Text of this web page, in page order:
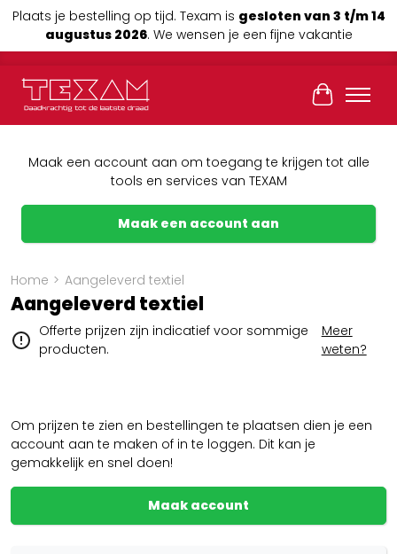
Plaats je bestelling op tijd. Texam is gesloten van 3 t/m 14
augustus 2026. We wensen je een fijne vakantie
Maak een account aan om toegang te krijgen tot alle
tools en services van TEXAM
Maak een account aan
Home > Aangeleverd textiel
Aangeleverd textiel
Offerte prijzen zijn indicatief voor sommige
producten.
Meer
weten?
Om prijzen te zien en bestellingen te plaatsen dien je een
account aan te maken of in te loggen. Dit kan je
gemakkelijk en snel doen!
Maak account